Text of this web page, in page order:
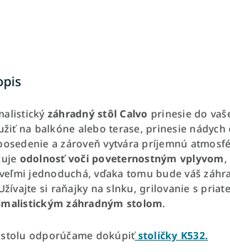
záhradný stôl Calvo prinesie do
na balkóne alebo terase, prinesie
a zároveň vytvára príjemnú
odolnosť voči poveternostným vplyvom
jednoduchá, vďaka tomu bude váš
si raňajky na slnku, grilovanie s
záhradným stolom.
odporúčame dokúpiťstoličky K532.